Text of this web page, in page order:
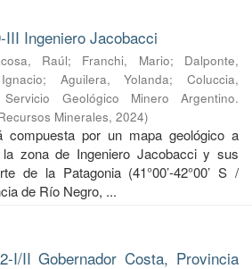
III Ingeniero Jacobacci
Raúl; Franchi, Mario; Dalponte,
; Aguilera, Yolanda;Coluccia,
Servicio Geológico Minero Argentino.
Minerales, 2024)
compuesta por un mapa geológico a
zona de Ingeniero Jacobacci y sus
de la Patagonia (41°00’-42°00’ S /
de Río Negro, ...
I/II Gobernador Costa, Provincia